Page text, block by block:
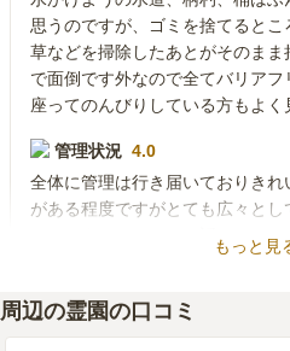
思うのですが、ゴミを捨てると
草などを掃除したあとがそのま
で面倒です外なので全てバリア
座ってのんびりしている方もよく
管理状況 4.0
全体に管理は行き届いておりき
がある程度ですがとても広々と
ん。スタッフのかたと話したこ
周辺施設 4.0
霊園の入り口前に、野菜などと
もっと見
周辺の霊園の口コミ